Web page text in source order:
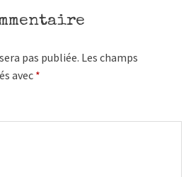
pas publiée. Les champs
avec *